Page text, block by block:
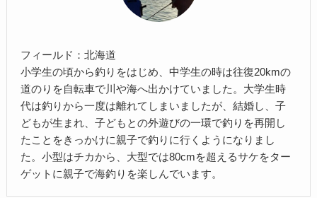
フィールド：北海道
小学生の頃から釣りをはじめ、中学生の時は往復20kmの
道のりを自転車で川や海へ出かけていました。大学生時
代は釣りから一度は離れてしまいましたが、結婚し、子
どもが生まれ、子どもとの外遊びの一環で釣りを再開し
たことをきっかけに親子で釣りに行くようになりまし
た。小型はチカから、大型では80cmを超えるサケをター
ゲットに親子で海釣りを楽しんでいます。